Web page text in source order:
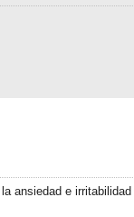
ansiedad e